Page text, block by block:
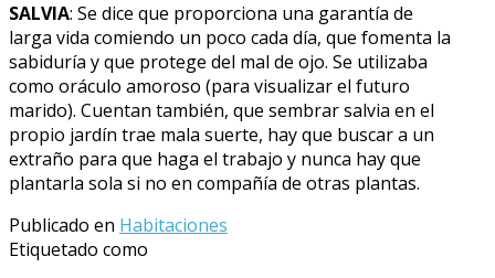
SALVIA: Se dice que proporciona una garantía de
larga vida comiendo un poco cada día, que fomenta la
sabiduría y que protege del mal de ojo. Se utilizaba
como oráculo amoroso (para visualizar el futuro
marido). Cuentan también, que sembrar salvia en el
propio jardín trae mala suerte, hay que buscar a un
extraño para que haga el trabajo y nunca hay que
plantarla sola si no en compañía de otras plantas.
Publicado en Habitaciones
Etiquetado como